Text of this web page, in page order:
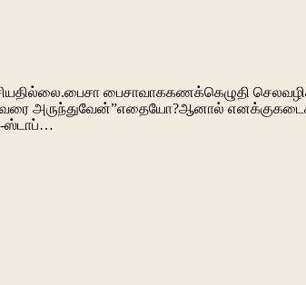
பைசாவாககணக்கெழுதி
வரை அருந்துவேன்”எதையோ?ஆனால்
ஸ்டாப்…